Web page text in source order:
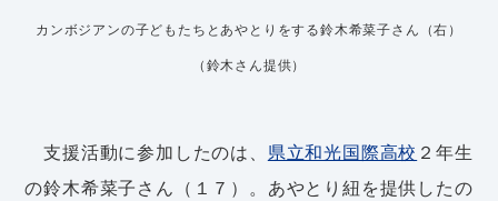
カンボジアンの子どもたちとあやとりをする鈴木希菜子さん（右）
（鈴木さん提供）
支援活動に参加したのは、 県立和光国際高校 ２年生
の鈴木希菜子さん（１７）。あやとり紐を提供したの